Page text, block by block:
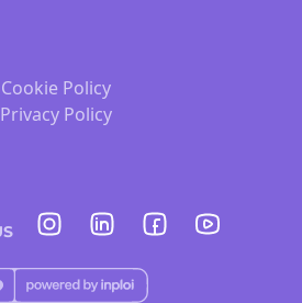
Cookie Policy
Privacy Policy